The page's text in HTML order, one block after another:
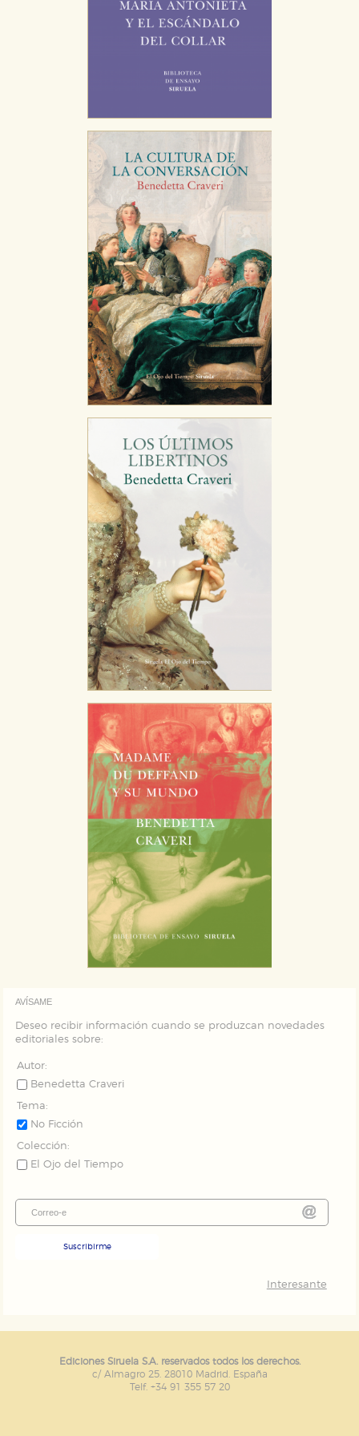
AVÍSAME
Deseo recibir información cuando se produzcan novedades
editoriales sobre:
Autor:
Benedetta Craveri
Tema:
No Ficción
Colección:
El Ojo del Tiempo
Suscribirme
Interesante
Ediciones Siruela S.A. reservados todos los derechos.
c/ Almagro 25. 28010 Madrid. España
Telf. +34 91 355 57 20
Cookies de rendimiento y analíticas
Estas cookies se utilizan para mejorar su experiencia
servicios para que no tenga que reconfigurarlos cada
vez que nos visita. La información es agregada y, por lo
Cookies de publicidad y redes sociales
Estas cookies son gestionadas por nuestros socios
publicitarios y se utilizan para mostrar publicidad
relevante para sus intereses en otros sitios. No
almacenan directamente información personal sino
que se basan en la identificación única de su
navegador y dispositivo de internet.
GUARDAR CONFIGURACIÓN
Puede consultar nuestrapolítica de cookies